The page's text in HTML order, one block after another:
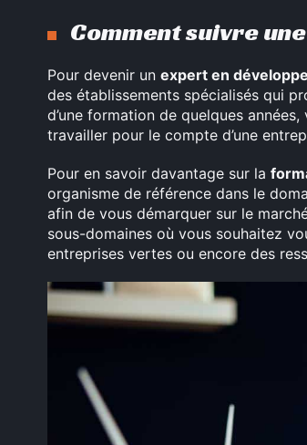
Comment suivre
Pour devenir un expert en
des établissements spécialisés qui
d’une formation de quelques
travailler pour le compte d’une
Pour en savoir davantage sur la
organisme de référence dans le
afin de vous démarquer sur le
sous-domaines où vous souhaitez
entreprises vertes ou encore des